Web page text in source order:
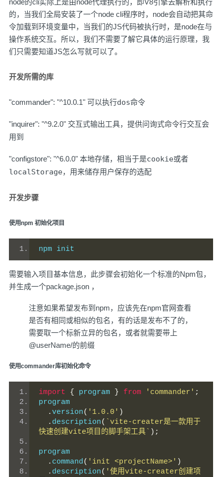
node的cli实际上是由node代理执行的，即V8引擎去解析和执行
的，当我们全局安装了一个node cli程序时，node会自动把其命
令加载到环境变量中，当我们的JS代码被执行时，是node在与
操作系统交互。所以，我们不需要了解它具体的运行原理，我
们只需要知道JS怎么写就可以了。
开发所需的库
"commander": "^10.0.1" 可以执行dos命令
"inquirer": "^9.2.0" 交互式输出工具，提供问询式命令行交互会
用到
"configstore": "^6.0.0" 本地存储，相当于是cookie或者
localStorage，用来储存用户保存的选配
开发步骤
使用npm 初始化项目
npm init
需要输入项目基本信息，此步骤会初始化一个标准的Npm包，
并生成一个package.json ，
注意如果希望发布到npm，应该先在npm官网查看
是否有相同或相似的包名，有的话是发布不了的，
需要取一个标新立异的包名，或者就需要带上
@userName/的前缀
使用commander库初始化命令
import { program } from 'commander' ;
program
.version( '1.0.0' )
. description( `vite-creater是一款用于
快速创建vite项目的脚手架工具` );
program
. command( 'init <projectName>' )
. description( '使用vite-creater创建项